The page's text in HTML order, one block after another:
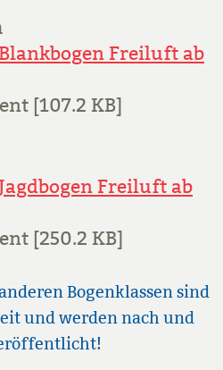
Freiluft ab
[107.2 KB]
Freiluft ab
[250.2 KB]
Bogenklassen sind
und werden nach und